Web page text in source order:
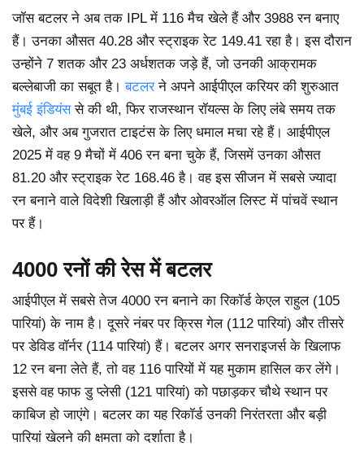
जॉस बटलर ने अब तक IPL में 116 मैच खेले हैं और 3988 रन बनाए
हैं। उनका औसत 40.28 और स्ट्राइक रेट 149.41 रहा है। इस दौरान
उन्होंने 7 शतक और 23 अर्धशतक जड़े हैं, जो उनकी आक्रामक
बल्लेबाजी का सबूत है।बटलरने अपने आईपीएल करियर की शुरुआत
मुंबई इंडियंससे की थी, फिर राजस्थान रॉयल्स के लिए लंबे समय तक
खेले, और अब गुजरात टाइटंस के लिए धमाल मचा रहे हैं। आईपीएल
2025 में वह 9 मैचों में 406 रन बना चुके हैं, जिसमें उनका औसत
81.20 और स्ट्राइक रेट 168.46 है। वह इस सीजन में सबसे ज्यादा
रन बनाने वाले विदेशी खिलाड़ी हैं और ओवरऑल लिस्ट में पांचवें स्थान
पर हैं।
4000 रनों की रेस में बटलर
आईपीएल में सबसे तेज 4000 रन बनाने का रिकॉर्ड केएल राहुल (105
पारियां) के नाम है। दूसरे नंबर पर क्रिस गेल (112 पारियां) और तीसरे
पर डेविड वॉर्नर (114 पारियां) हैं। बटलर अगर सनराइजर्स के खिलाफ
12 रन बना लेते हैं, तो वह 116 पारियों में यह मुकाम हासिल कर लेंगे।
इससे वह फाफ डु प्लेसी (121 पारियां) को पछाड़कर चौथे स्थान पर
काबिज हो जाएंगे। बटलर का यह रिकॉर्ड उनकी निरंतरता और बड़ी
पारियां खेलने की क्षमता को दर्शाता है।